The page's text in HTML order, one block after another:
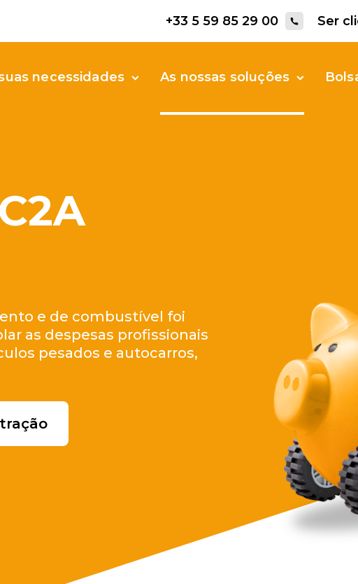
+33 5 59 85 29 00 Ser
necessidades As nossas soluções
e de combustível foi
as despesas profissionais
pesados e autocarros,